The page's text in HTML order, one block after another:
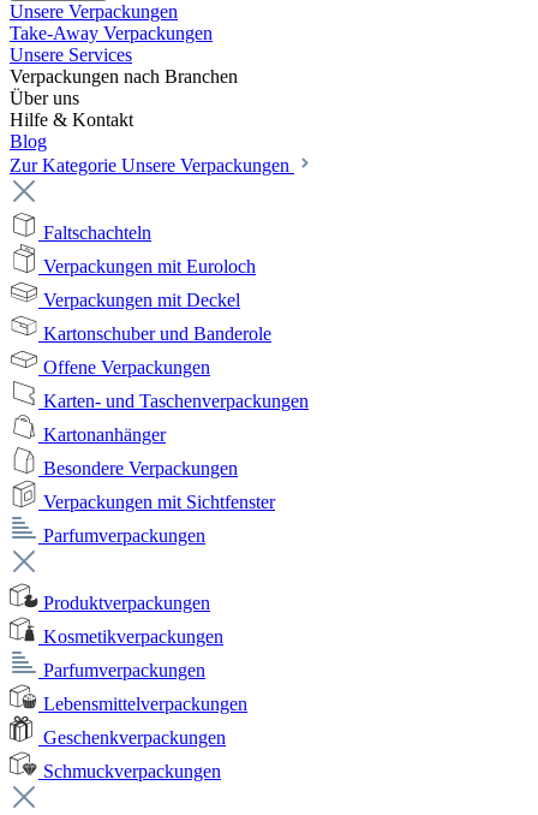
Unsere Verpackungen
Take-Away Verpackungen
Unsere Services
Verpackungen nach Branchen
Über uns
Hilfe & Kontakt
Blog
Zur Kategorie Unsere Verpackungen
Faltschachteln
Verpackungen mit Euroloch
Verpackungen mit Deckel
Kartonschuber und Banderole
Offene Verpackungen
Karten- und Taschenverpackungen
Kartonanhänger
Besondere Verpackungen
Verpackungen mit Sichtfenster
Parfumverpackungen
Produktverpackungen
Kosmetikverpackungen
Parfumverpackungen
Lebensmittelverpackungen
Geschenkverpackungen
Schmuckverpackungen